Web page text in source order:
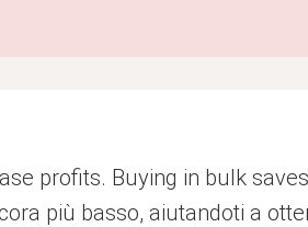
profits. Buying in bulk
più basso, aiutandoti a